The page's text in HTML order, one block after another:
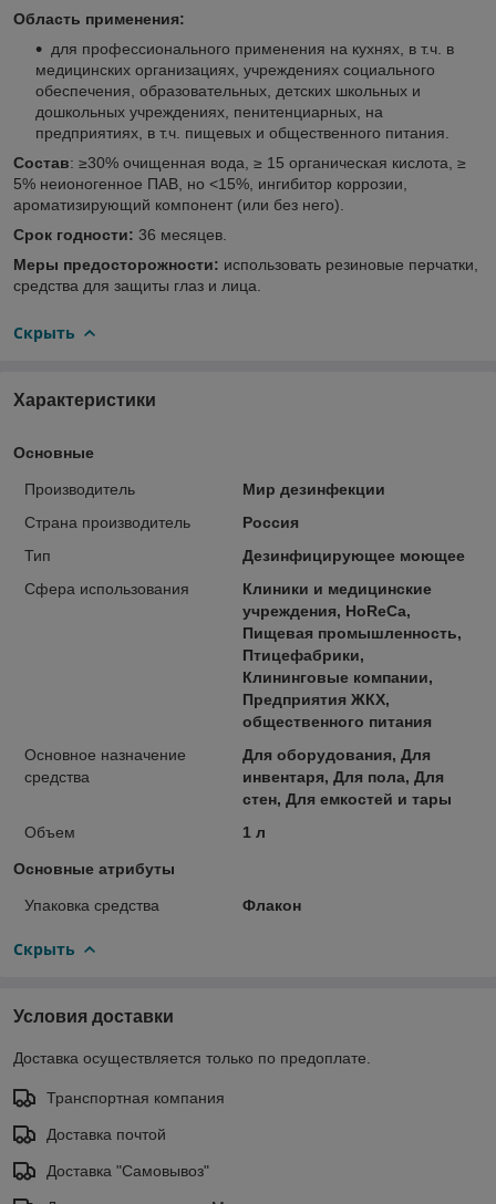
Область применения:
для профессионального применения на кухнях, в т.ч. в
медицинских организациях, учреждениях социального
обеспечения, образовательных, детских школьных и
дошкольных учреждениях, пенитенциарных, на
предприятиях, в т.ч. пищевых и общественного питания.
Состав: ≥30% очищенная вода, ≥ 15 органическая кислота, ≥
5% неионогенное ПАВ, но <15%, ингибитор коррозии,
ароматизирующий компонент (или без него).
Срок годности: 36 месяцев.
Меры предосторожности: использовать резиновые перчатки,
средства для защиты глаз и лица.
Скрыть
Характеристики
Основные
Производитель
Мир дезинфекции
Страна производитель
Россия
Тип
Дезинфицирующее моющее
Сфера использования
Клиники и медицинские
учреждения, HoReCa,
Пищевая промышленность,
Птицефабрики,
Клининговые компании,
Предприятия ЖКХ,
общественного питания
Основное назначение
средства
Для оборудования, Для
инвентаря, Для пола, Для
стен, Для емкостей и тары
Объем
1 л
Основные атрибуты
Упаковка средства Флакон
Скрыть
Условия доставки
Доставка осуществляется только по предоплате.
Транспортная компания
Доставка почтой
Доставка "Самовывоз"